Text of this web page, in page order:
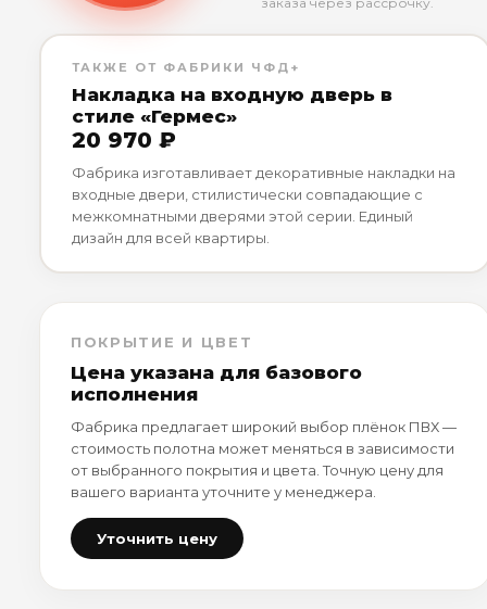
ТАКЖЕ ОТ ФАБРИКИ ЧФД+
Накладка на входную дверь в
стиле «Гермес»
20 970 ₽
Фабрика изготавливает декоративные накладки на
входные двери, стилистически совпадающие с
межкомнатными дверями этой серии. Единый
дизайн для всей квартиры.
ПОКРЫТИЕ И ЦВЕТ
Цена указана для базового
исполнения
Фабрика предлагает широкий выбор плёнок ПВХ —
стоимость полотна может меняться в зависимости
от выбранного покрытия и цвета. Точную цену для
вашего варианта уточните у менеджера.
Уточнить цену